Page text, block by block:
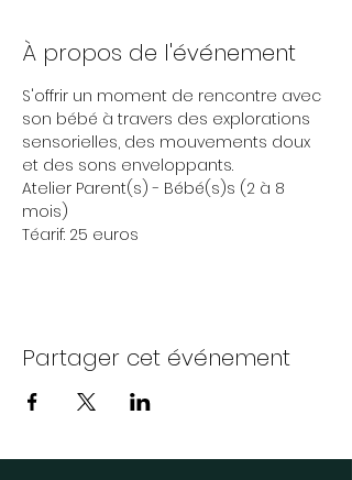
À propos de l'événement
S'offrir un moment de rencontre avec
son bébé à travers des explorations
sensorielles, des mouvements doux
et des sons enveloppants.
Atelier Parent(s) - Bébé(s)s (2 à 8
mois)
Téarif: 25 euros
Partager cet événement